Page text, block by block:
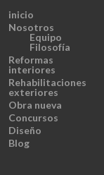
inicio
Nosotros
Equipo
Filosofía
Reformas
interiores
Rehabilitaciones
exteriores
Obra nueva
Concursos
Diseño
Blog